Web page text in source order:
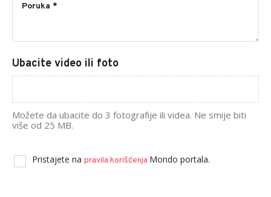
Ubacite video ili foto
Možete da ubacite do 3 fotografije ili videa. Ne smije biti
više od 25 MB.
Pristajete na pravila korišćenja Mondo portala.